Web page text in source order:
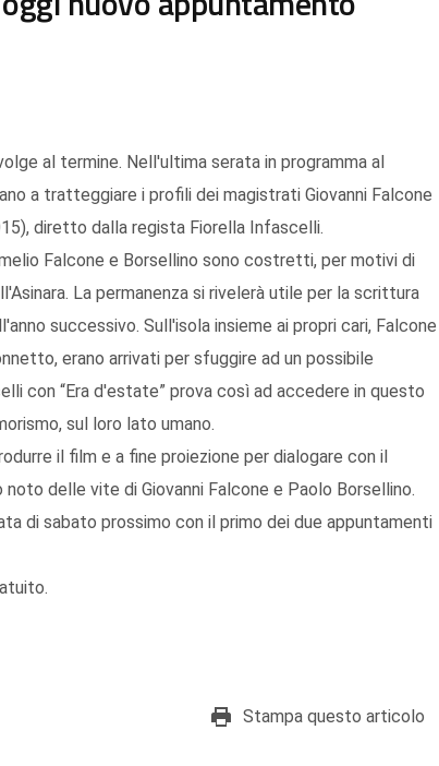
al termine. Nell'ultima serata in programma al
a tratteggiare i profili dei magistrati Giovanni Falcone
diretto dalla regista Fiorella Infascelli.
Falcone e Borsellino sono costretti, per motivi di
La permanenza si rivelerà utile per la scrittura
successivo. Sull'isola insieme ai propri cari, Falcone
erano arrivati per sfuggire ad un possibile
con “Era d'estate” prova così ad accedere in questo
sul loro lato umano.
il film e a fine proiezione per dialogare con il
delle vite di Giovanni Falcone e Paolo Borsellino.
di sabato prossimo con il primo dei due appuntamenti
Stampa questo articolo